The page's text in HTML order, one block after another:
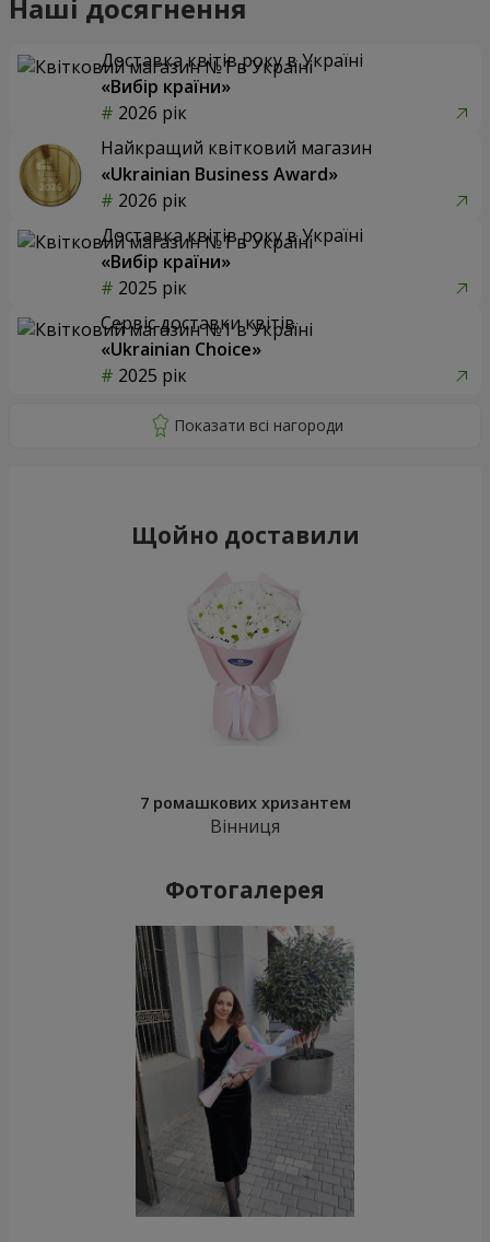
Наші досягнення
Доставка квітів року в Україні
«Вибір країни»
2026 рік
Найкращий квітковий магазин
«Ukrainian Business Award»
2026 рік
Доставка квітів року в Україні
«Вибір країни»
2025 рік
Сервіс доставки квітів
«Ukrainian Choice»
2025 рік
Щойно доставили
7 ромашкових хризантем
Вінниця
Фотогалерея